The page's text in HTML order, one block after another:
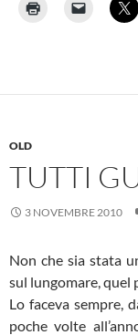
OLD
TUTTI
3 NOVEMBRE 2010
Non che sia stata
sul lungomare, quel
Lo faceva sempre,
poche volte